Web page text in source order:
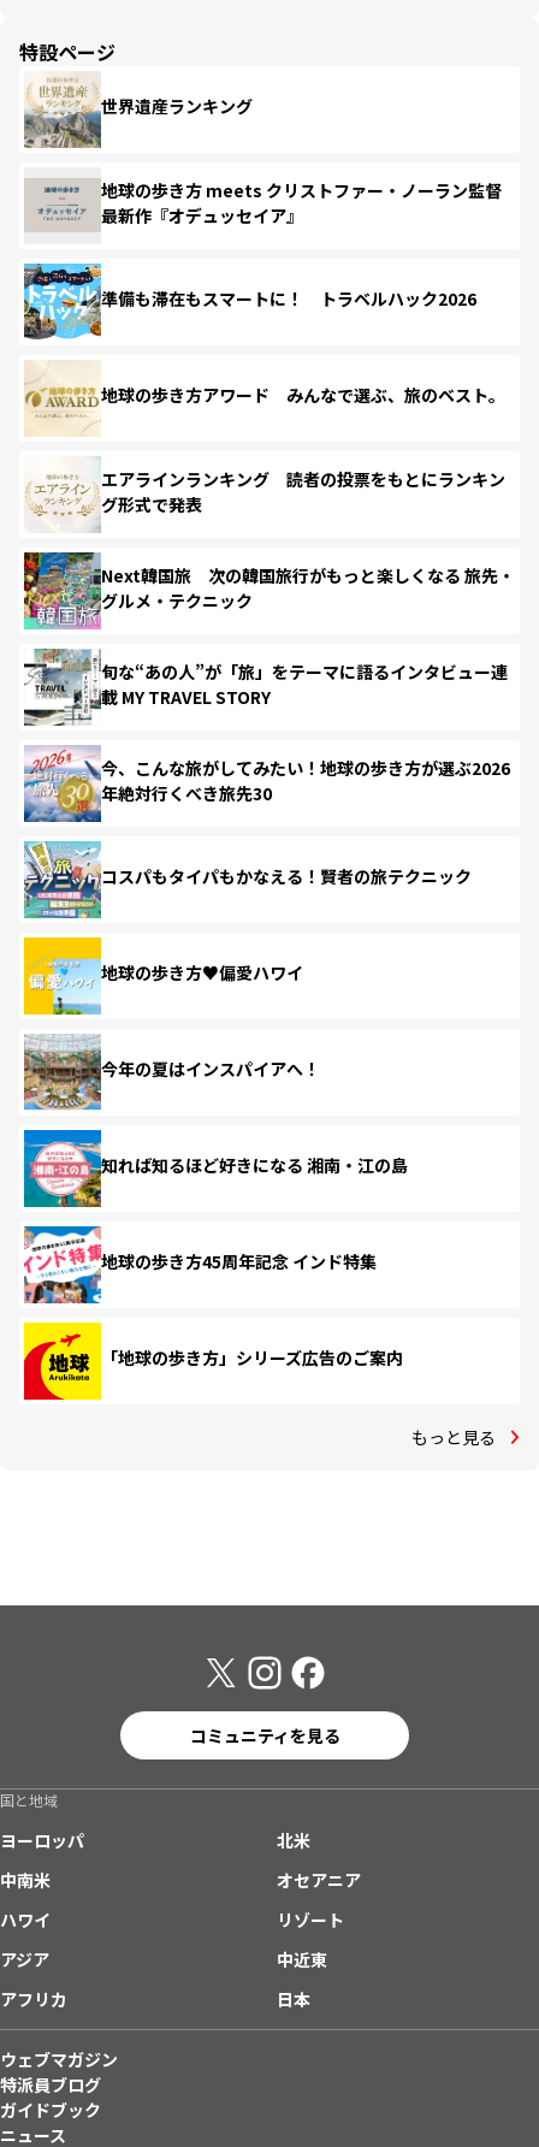
特設ページ
世界遺産ランキング
地球の歩き方 meets クリストファー・ノーラン監督
最新作『オデュッセイア』
準備も滞在もスマートに！ トラベルハック2026
地球の歩き方アワード みんなで選ぶ、旅のベスト。
エアラインランキング 読者の投票をもとにランキン
グ形式で発表
Next韓国旅 次の韓国旅行がもっと楽しくなる 旅先・
グルメ・テクニック
旬な“あの人”が「旅」をテーマに語るインタビュー連
載 MY TRAVEL STORY
今、こんな旅がしてみたい！地球の歩き方が選ぶ2026
年絶対行くべき旅先30
コスパもタイパもかなえる！賢者の旅テクニック
地球の歩き方♥偏愛ハワイ
今年の夏はインスパイアへ！
知れば知るほど好きになる 湘南・江の島
地球の歩き方45周年記念 インド特集
「地球の歩き方」シリーズ広告のご案内
もっと見る
コミュニティを見る
国と地域
ヨーロッパ
北米
中南米
オセアニア
ハワイ
リゾート
アジア
中近東
アフリカ
日本
ウェブマガジン
特派員ブログ
ガイドブック
ニュース